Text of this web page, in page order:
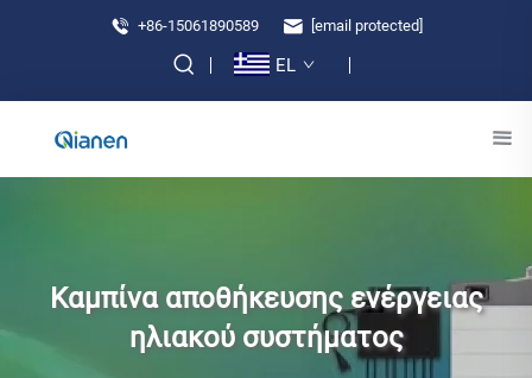
+86-15061890589 [email protected]
EL
Καμπίνα αποθήκευσης ενέργειας
ηλιακού συστήματος